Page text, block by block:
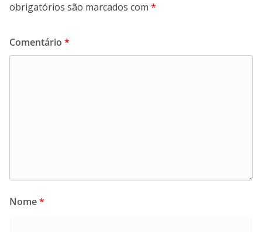
obrigatórios são marcados com *
Comentário *
Nome*